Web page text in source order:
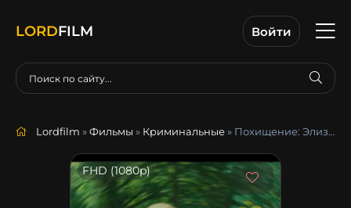
LORDFILM Войти
Lordfilm »Фильмы » Криминальные» Похищение: Элизабет Смарт
FHD (1080p)